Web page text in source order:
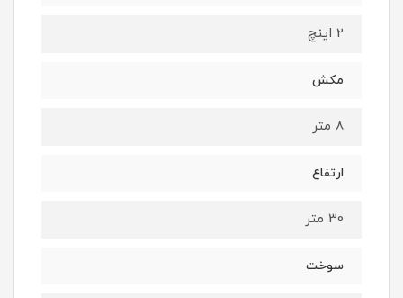
2 اینچ
مکش
8 متر
ارتفاع
30 متر
سوخت